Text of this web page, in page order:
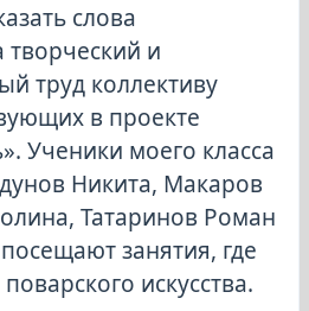
слова
творческий и
труд коллективу
в проекте
Ученики моего класса
Никита, Макаров
Татаринов Роман
занятия, где
искусства.